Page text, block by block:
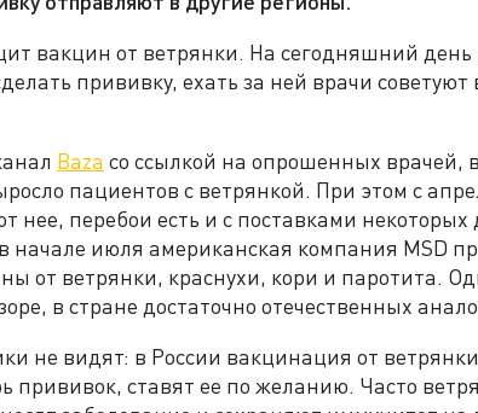
вакцин от ветрянки. На сегодняшний день
прививку, ехать за ней врачи советуют
Baza со ссылкой на опрошенных врачей,
пациентов с ветрянкой. При этом с
нее, перебои есть и с поставками некоторых
начале июля американская компания MSD
от ветрянки, краснухи, кори и паротита.
в стране достаточно отечественных
не видят: в России вакцинация от
прививок, ставят ее по желанию. Часто